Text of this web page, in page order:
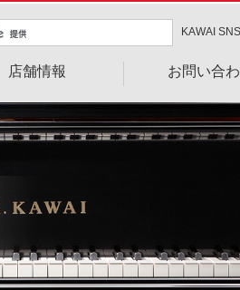
店舗情報 お問い合
KAWAI SNS